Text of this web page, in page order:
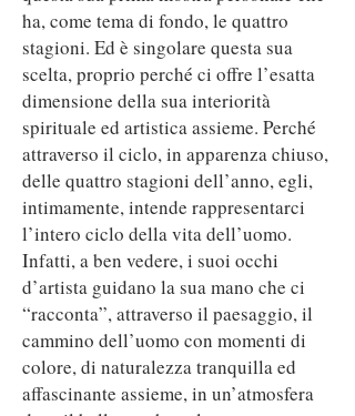
ha, come tema di fondo, le quattro
stagioni. Ed è singolare questa sua
scelta, proprio perché ci offre l’esatta
dimensione della sua interiorità
spirituale ed artistica assieme. Perché
attraverso il ciclo, in apparenza chiuso,
delle quattro stagioni dell’anno, egli,
intimamente, intende rappresentarci
l’intero ciclo della vita dell’uomo.
Infatti, a ben vedere, i suoi occhi
d’artista guidano la sua mano che ci
“racconta”, attraverso il paesaggio, il
cammino dell’uomo con momenti di
colore, di naturalezza tranquilla ed
affascinante assieme, in un’atmosfera